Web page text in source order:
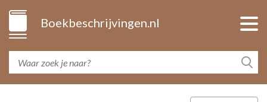
Boekbeschrijvingen.nl